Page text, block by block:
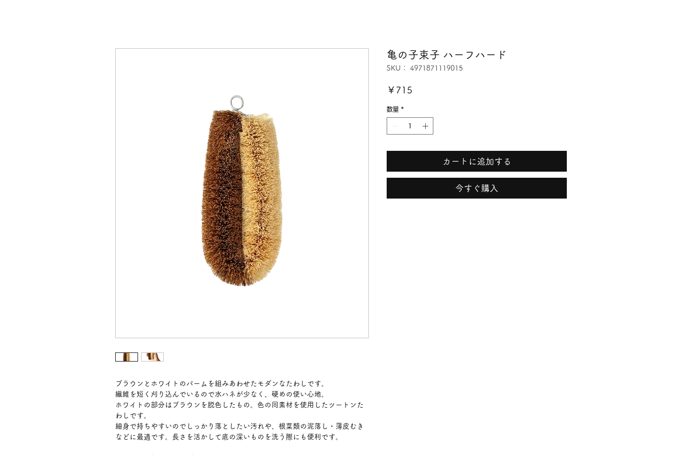
ブラウンとホワイトのパームを組みあわせたモダンなたわしです。
繊維を短く刈り込んでいるので水ハネが少なく、硬めの使い心地。
ホワイトの部分はブラウンを脱色したもの。色の同素材を使用したツートンた
わしです。
細身で持ちやすいのでしっかり落としたい汚れや、根菜類の泥落し・薄皮むき
などに最適です。長さを活かして底の深いものを洗う際にも便利です。
亀の子束子 ハーフハード
SKU： 4971871119015
￥715
数量 *
カートに追加する
今すぐ購入